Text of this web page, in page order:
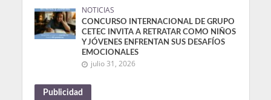
NOTICIAS
CONCURSO INTERNACIONAL DE GRUPO
CETEC INVITA A RETRATAR COMO NIÑOS
Y JÓVENES ENFRENTAN SUS DESAFÍOS
EMOCIONALES
julio 31, 2026
Publicidad